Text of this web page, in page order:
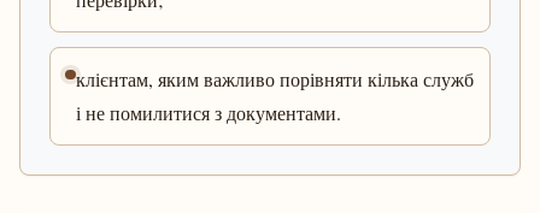
клієнтам, яким важливо порівняти кілька служб
і не помилитися з документами.